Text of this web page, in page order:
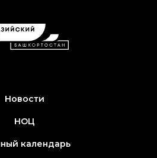
Новости
НОЦ
календарь